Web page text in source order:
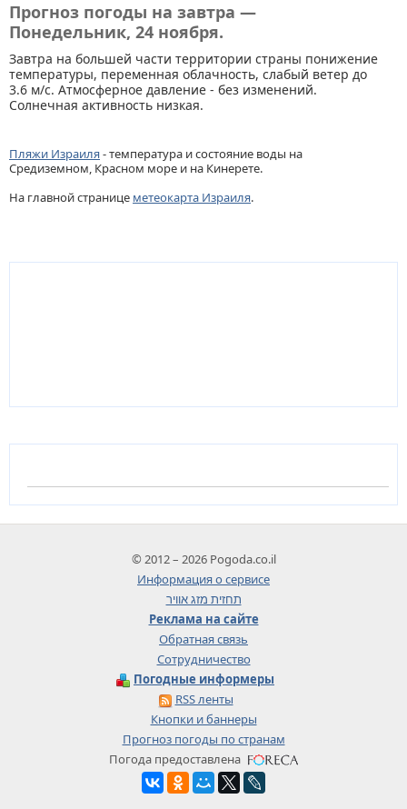
Прогноз погоды на завтра —
Понедельник, 24 ноября.
Завтра на большей части территории страны понижение
температуры, переменная облачность, слабый ветер до
3.6 м/с. Атмосферное давление - без изменений.
Солнечная активность низкая.
Пляжи Израиля- температура и состояние воды на
Средиземном, Красном море и на Кинерете.
На главной странице метеокарта Израиля.
© 2012 – 2026 Pogoda.co.il
Информация о сервисе
תחזית מזג אוויר
Реклама на сайте
Обратная связь
Сотрудничество
Погодные информеры
RSS ленты
Кнопки и баннеры
Прогноз погоды по странам
Погода предоставлена